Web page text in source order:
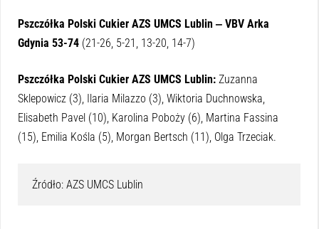
Pszczółka Polski Cukier AZS UMCS Lublin ‒ VBV Arka
Gdynia 53-74 (21-26, 5-21, 13-20, 14-7)
Pszczółka Polski Cukier AZS UMCS Lublin: Zuzanna
Sklepowicz (3), Ilaria Milazzo (3), Wiktoria Duchnowska,
Elisabeth Pavel (10), Karolina Poboży (6), Martina Fassina
(15), Emilia Kośla (5), Morgan Bertsch (11), Olga Trzeciak.
Źródło: AZS UMCS Lublin